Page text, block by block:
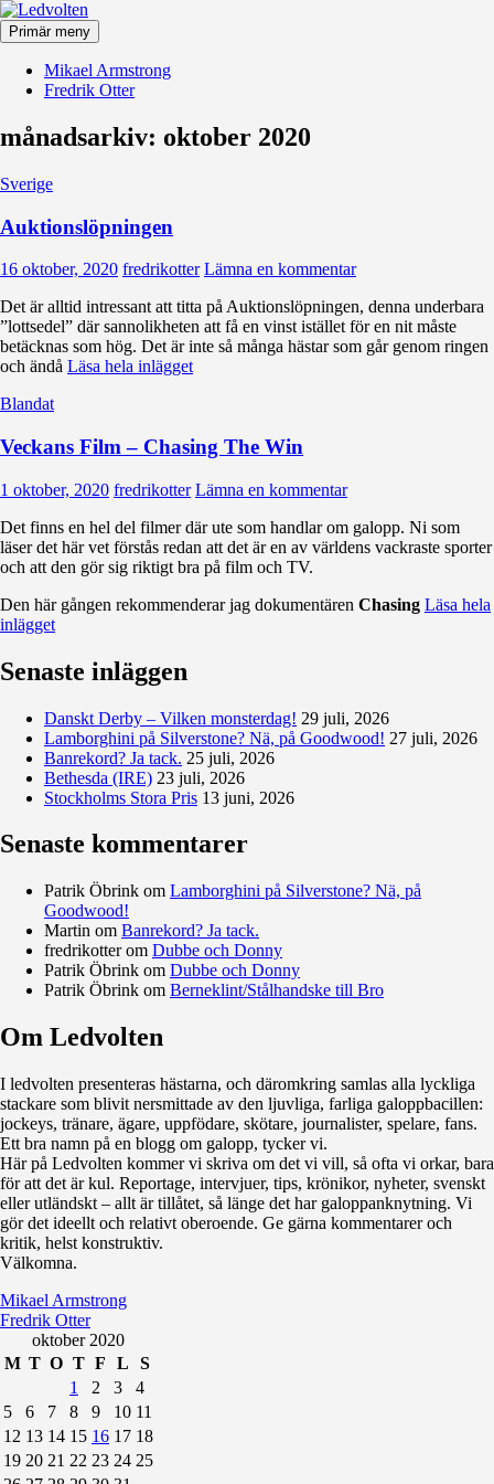
Hoppa
till
innehåll
Ledvolten
Primär meny
Mikael Armstrong
Fredrik Otter
månadsarkiv: oktober 2020
Sverige
Auktionslöpningen
16 oktober, 2020 fredrikotter Lämna en kommentar
Det är alltid intressant att titta på Auktionslöpningen, denna underbara
”lottsedel” där sannolikheten att få en vinst istället för en nit måste
betäcknas som hög. Det är inte så många hästar som går genom ringen
och ändå Läsa hela inlägget
Blandat
Veckans Film – Chasing The Win
1 oktober, 2020 fredrikotter Lämna en kommentar
Det finns en hel del filmer där ute som handlar om galopp. Ni som
läser det här vet förstås redan att det är en av världens vackraste sporter
och att den gör sig riktigt bra på film och TV.
Den här gången rekommenderar jag dokumentären Chasing Läsa hela
inlägget
Senaste inläggen
Danskt Derby – Vilken monsterdag! 29 juli, 2026
Lamborghini på Silverstone? Nä, på Goodwood! 27 juli, 2026
Banrekord? Ja tack. 25 juli, 2026
Bethesda (IRE) 23 juli, 2026
Stockholms Stora Pris 13 juni, 2026
Senaste kommentarer
Patrik Öbrink om Lamborghini på Silverstone? Nä, på
Goodwood!
Martin om Banrekord? Ja tack.
fredrikotterom Dubbe och Donny
Patrik Öbrink om Dubbe och Donny
Patrik Öbrink om Berneklint/Stålhandske till Bro
Om Ledvolten
I ledvolten presenteras hästarna, och däromkring samlas alla lyckliga
stackare som blivit nersmittade av den ljuvliga, farliga galoppbacillen:
jockeys, tränare, ägare, uppfödare, skötare, journalister, spelare, fans.
Ett bra namn på en blogg om galopp, tycker vi.
Här på Ledvolten kommer vi skriva om det vi vill, så ofta vi orkar, bara
för att det är kul. Reportage, intervjuer, tips, krönikor, nyheter, svenskt
eller utländskt – allt är tillåtet, så länge det har galoppanknytning. Vi
gör det ideellt och relativt oberoende. Ge gärna kommentarer och
kritik, helst konstruktiv.
Välkomna.
Mikael Armstrong
Fredrik Otter
oktober 2020
M T O T F L
S
1
2 3
4
5
6 7 8 9 10 11
12 13 14 15 16 17 18
19 20 21 22 23 24 25